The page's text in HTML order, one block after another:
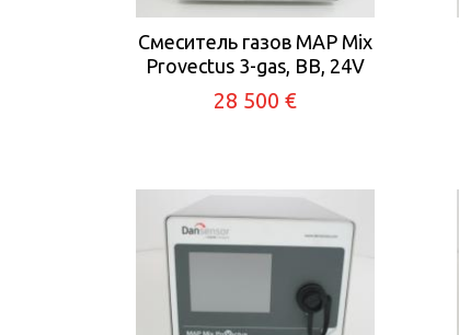
Смеситель газов MAP Mix
Provectus 3-gas, BB, 24V
28 500 €